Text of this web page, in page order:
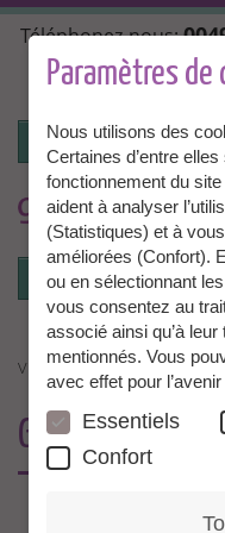
Aller
au
contenu
principal
Téléphonez-nous:
Ven. 10:00 -
Connexion
VIDEOS
GRANNY AUPAIR
Paramètres
Nous utilisons des
Certaines d’entre
fonctionnement du
aident à analyser
(Statistiques) et à
améliorées (Confort).
ou en sélectionnant
vous consentez au
associé ainsi qu’à
mentionnés. Vous
avec effet pour
Essentiels
Confort